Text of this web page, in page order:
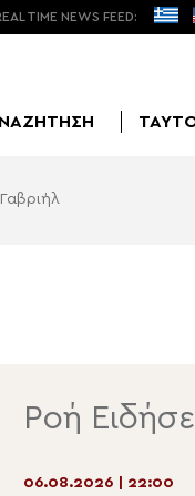
TIME NEWS FEED:
Ροή
06.08.2026 | 22:00